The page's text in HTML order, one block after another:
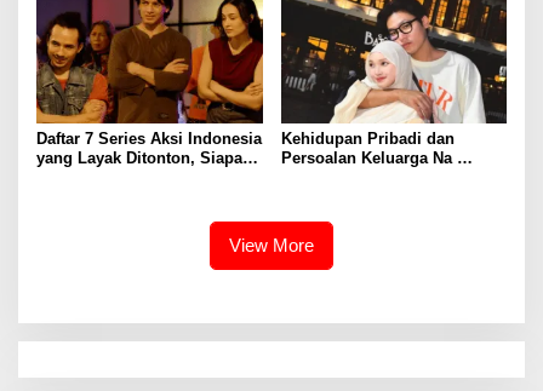
Daftar 7 Series Aksi Indonesia
yang Layak Ditonton, Siapa
Kehidupan Pribadi dan
Persoalan Keluarga Na
View More